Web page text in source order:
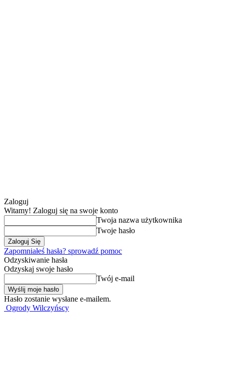
Zaloguj
Witamy! Zaloguj się na swoje konto
Twoja nazwa użytkownika
Twoje hasło
Zapomniałeś hasła? sprowadź pomoc
Odzyskiwanie hasła
Odzyskaj swoje hasło
Twój e-mail
Hasło zostanie wysłane e-mailem.
Ogrody Wilczyńscy